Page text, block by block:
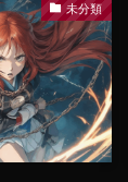
未分類